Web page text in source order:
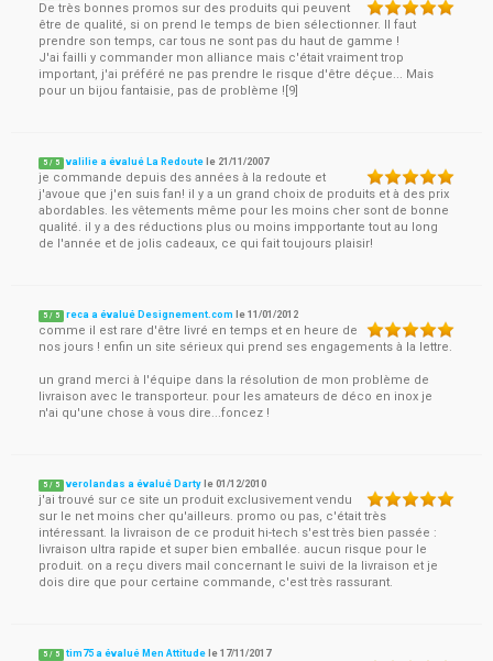
De très bonnes promos sur des produits qui peuvent
être de qualité, si on prend le temps de bien sélectionner. Il faut
prendre son temps, car tous ne sont pas du haut de gamme !
J'ai failli y commander mon alliance mais c'était vraiment trop
important, j'ai préféré ne pas prendre le risque d'être déçue... Mais
pour un bijou fantaisie, pas de problème ![9]
5 / 5 valilie a évalué La Redoute le 21/11/2007
je commande depuis des années à la redoute et
j'avoue que j'en suis fan! il y a un grand choix de produits et à des prix
abordables. les vêtements même pour les moins cher sont de bonne
qualité. il y a des réductions plus ou moins impportante tout au long
de l'année et de jolis cadeaux, ce qui fait toujours plaisir!
5 / 5 reca a évalué Designement.com le11/01/2012
comme il est rare d'être livré en temps et en heure de
nos jours ! enfin un site sérieux qui prend ses engagements à la lettre.
un grand merci à l'équipe dans la résolution de mon problème de
livraison avec le transporteur. pour les amateurs de déco en inox je
n'ai qu'une chose à vous dire...foncez !
5 / 5 verolandas a évalué Darty le01/12/2010
j'ai trouvé sur ce site un produit exclusivement vendu
sur le net moins cher qu'ailleurs. promo ou pas, c'était très
intéressant. la livraison de ce produit hi-tech s'est très bien passée :
livraison ultra rapide et super bien emballée. aucun risque pour le
produit. on a reçu divers mail concernant le suivi de la livraison et je
dois dire que pour certaine commande, c'est très rassurant.
5 / 5 tim75 a évalué Men Attitude le17/11/2017